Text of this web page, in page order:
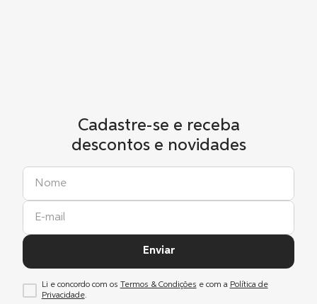
Cadastre-se e receba
descontos e novidades
Enviar
Li e concordo com os Termos & Condições e com a Política de
Privacidade.